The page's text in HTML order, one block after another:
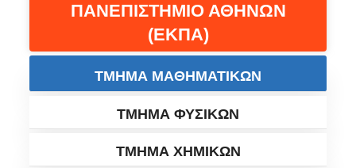
ΠΑΝΕΠΙΣΤΗΜΙΟ ΑΘΗΝΩΝ
(ΕΚΠΑ)
ΤΜΗΜΑ ΜΑΘΗΜΑΤΙΚΩΝ
ΤΜΗΜΑ ΦΥΣΙΚΩΝ
ΤΜΗΜΑ ΧΗΜΙΚΩΝ